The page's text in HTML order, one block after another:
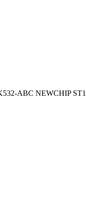
ABC NEWCHIP